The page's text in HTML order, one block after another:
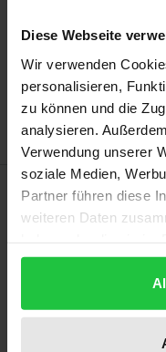
Diese Webseite
Wir verwenden
personalisieren,
zu können und die
analysieren.
Verwendung unserer
soziale Medien,
Partner führen diese
weiteren Daten
gesammelt haben.
Add to Wish List
Delivery cost notice
Description
Sondergutachten
stellt darin fest,
auf einzelnen